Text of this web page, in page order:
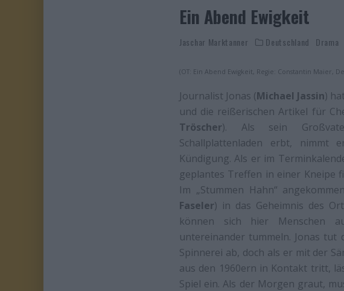
Ein Abend Ewigkeit
Jaschar Marktanner Deutschland Drama
(OT: Ein Abend Ewigkeit, Regie: Constantin Maier,
Journalist Jonas (Michael Jassin)
und die reißerischen Artikel für
Tröscher). Als sein
Schallplattenladen erbt, nimmt
Kündigung. Als er im
geplantes Treffen in einer Kneipe
Im „Stummen Hahn“
Faseler) in das Geheimnis des
können sich hier Menschen
untereinander tummeln. Jonas tut
Spinnerei ab, doch als er mit der
aus den 1960ern in Kontakt tritt,
Spiel ein. Als der Morgen graut,